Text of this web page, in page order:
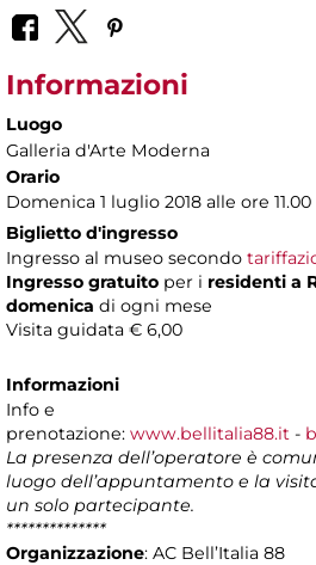
Informazioni
Luogo
Galleria d'Arte Moderna
Orario
Domenica 1 luglio 2018 alle ore 11.00
Biglietto d'ingresso
Ingresso al museo secondo
Ingresso gratuito per i residenti a
domenica di ogni mese
Visita guidata € 6,00
Informazioni
Info e
prenotazione: www.bellitalia88.it -
La presenza dell’operatore è
luogo dell’appuntamento e la
un solo partecipante.
**************
Organizzazione: AC Bell’Italia 88